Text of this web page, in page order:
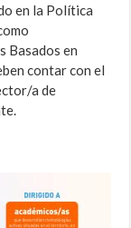
en la Política
Basados en
contar con el
a de